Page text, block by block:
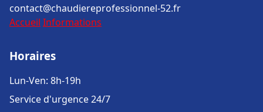
contact@chaudiereprofessionnel-52.fr
Accueil Informations
Horaires
Lun-Ven: 8h-19h
Service d'urgence 24/7